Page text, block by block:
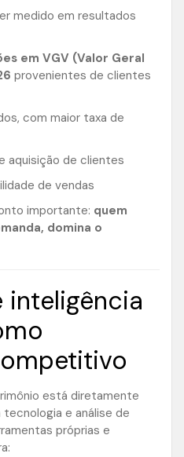
medido em resultados
em VGV (Valor Geral
provenientes de clientes
com maior taxa de
aquisição de clientes
de vendas
importante: quem
domina o
inteligência
está diretamente
e análise de
próprias e